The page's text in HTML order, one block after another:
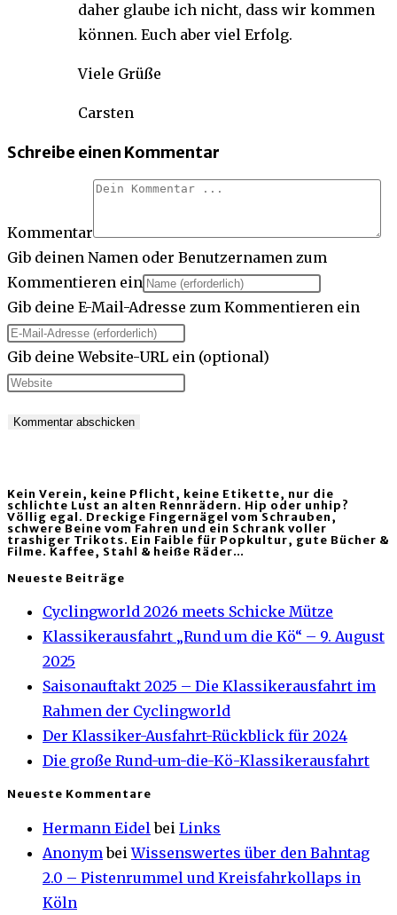
daher glaube ich nicht, dass wir kommen
können. Euch aber viel Erfolg.
Viele Grüße
Carsten
Schreibe einen Kommentar
Kommentar
Gib deinen Namen oder Benutzernamen zum
Kommentieren ein
Gib deine E-Mail-Adresse zum Kommentieren ein
Gib deine Website-URL ein (optional)
Kein Verein, keine Pflicht, keine Etikette, nur die
schlichte Lust an alten Rennrädern. Hip oder unhip?
Völlig egal. Dreckige Fingernägel vom Schrauben,
schwere Beine vom Fahren und ein Schrank voller
trashiger Trikots. Ein Faible für Popkultur, gute Bücher &
Filme. Kaffee, Stahl & heiße Räder…
Neueste Beiträge
Cyclingworld 2026 meets Schicke Mütze
Klassikerausfahrt „Rund um die Kö“ – 9. August
2025
Saisonauftakt 2025 – Die Klassikerausfahrt im
Rahmen der Cyclingworld
Der Klassiker-Ausfahrt-Rückblick für 2024
Die große Rund-um-die-Kö-Klassikerausfahrt
Neueste Kommentare
Hermann Eidel bei Links
Anonym beiWissenswertes über den Bahntag
2.0 – Pistenrummel und Kreisfahrkollaps in
Köln